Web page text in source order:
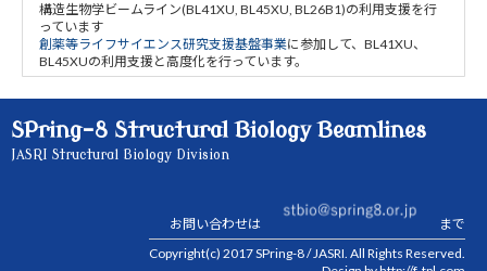
構造生物学ビームライン(BL41XU, BL45XU, BL26B1)の利用支援を行
っています
創薬等ライフサイエンス研究支援基盤事業に参加して、BL41XU、
BL45XUの利用支援と高度化を行っています。
SPring-8 Structural Biology Beamlines
JASRI Structural Biology Division
お問い合わせは
まで
Copyright(c) 2017SPring-8/ JASRI . All Rights Reserved.